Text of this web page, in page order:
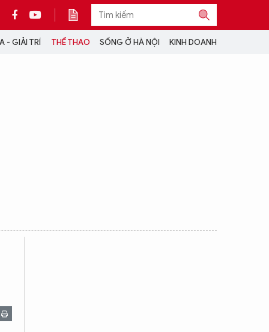
- GIẢI TRÍ THỂ THAO SỐNG Ở HÀ NỘI KINH DOANH